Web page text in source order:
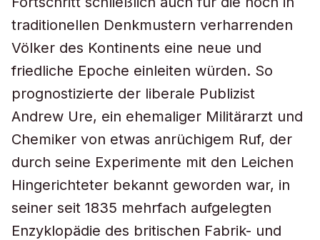
traditionellen Denkmustern verharrenden
Völker des Kontinents eine neue und
friedliche Epoche einleiten würden. So
prognostizierte der liberale Publizist
Andrew Ure, ein ehemaliger Militärarzt und
Chemiker von etwas anrüchigem Ruf, der
durch seine Experimente mit den Leichen
Hingerichteter bekannt geworden war, in
seiner seit 1835 mehrfach aufgelegten
Enzyklopädie des britischen Fabrik- und